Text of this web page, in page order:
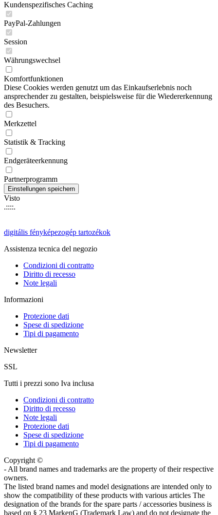
Kundenspezifisches Caching
PayPal-Zahlungen
Session
Währungswechsel
Komfortfunktionen
Diese Cookies werden genutzt um das Einkaufserlebnis noch
ansprechender zu gestalten, beispielsweise für die Wiedererkennung
des Besuchers.
Merkzettel
Statistik & Tracking
Endgeräteerkennung
Partnerprogramm
Visto
.::::.
digitális fényképezogép tartozékok
Assistenza tecnica del negozio
Condizioni di contratto
Diritto di recesso
Note legali
Informazioni
Protezione dati
Spese di spedizione
Tipi di pagamento
Newsletter
SSL
Tutti i prezzi sono Iva inclusa
Condizioni di contratto
Diritto di recesso
Note legali
Protezione dati
Spese di spedizione
Tipi di pagamento
Copyright ©
- All brand names and trademarks are the property of their respective
owners.
The listed brand names and model designations are intended only to
show the compatibility of these products with various articles The
designation of the brands for the spare parts / accessories business is
based on § 23 MarkenG (Trademark Law) and do not designate the